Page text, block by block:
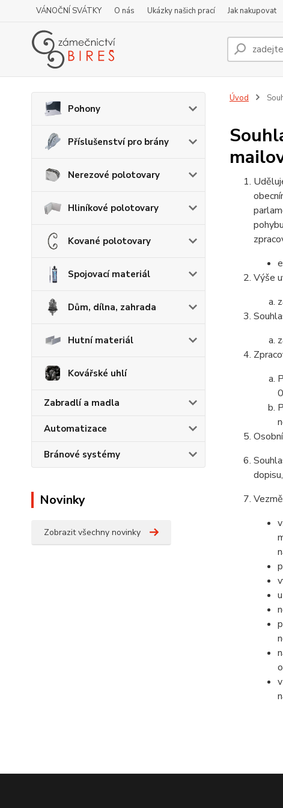
VÁNOČNÍ SVÁTKY O nás Ukázky našich prací Jak nakupovat
Pohony
Příslušenství pro brány
Nerezové polotovary
Hliníkové polotovary
Kované polotovary
Spojovací materiál
Dům, dílna, zahrada
Hutní materiál
Kovářské uhlí
Zabradlí a madla
Automatizace
Bránové systémy
Novinky
Zobrazit všechny novinky
Úvod
Výše